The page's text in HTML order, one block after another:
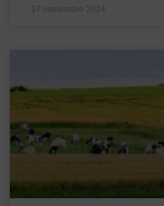
27 septembre 2024